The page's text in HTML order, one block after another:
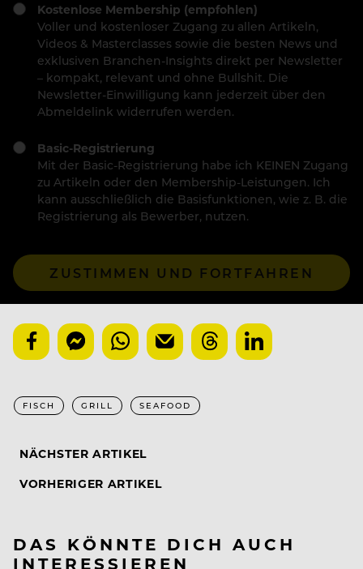
Kostenlose Membership (empfohlen)
Voller und kostenloser Zugang zu allen Artikeln,
Videos & Masterclasses sowie die besten News und
exklusiven Branchen-Insights direkt per Newsletter
– kompakt, relevant und ohne Bullshit. Die
Newsletter-Einwilligung kann jederzeit über den
Abmeldelink widerrufen werden.
Basic-Registrierung
Mit der Basic-Registrierung habe ich KEINEN Zugang
zu Artikeln oder den Membership-Leistungen. Ich
kann ausschließlich die Basisfunktionen, wie z. B. die
Registrierung als Bewerber, nutzen.
ZUSTIMMEN UND FORTFAHREN
FISCH GRILL SEAFOOD
NÄCHSTER ARTIKEL
VORHERIGER ARTIKEL
DAS KÖNNTE DICH AUCH
INTERESSIEREN